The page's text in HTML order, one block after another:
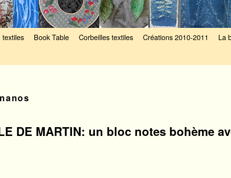
textiles Book Table Corbeilles textiles Créations 2010-2011
La
DE MARTIN: un bloc notes bohème